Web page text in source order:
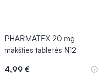
PHARMATEX 20 mg
makšties tabletės N12
4,99 €